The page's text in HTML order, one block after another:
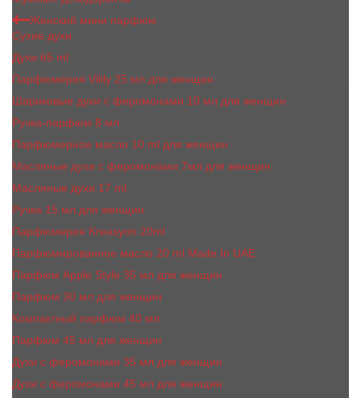
Женский мини парфюм
Сухие духи
Духи 65 ml
Парфюмерия Vilily 25 мл для женщин
Шариковые духи с феромонами 10 мл для женщин
Ручка-парфюм 8 мл
Парфюмерное масло 10 ml для женщин
Масляные духи c феромонами 7мл для женщин
Масляные духи 17 ml
Ручка 15 мл для женщин
Парфюмерия Kreasyon 20ml
Парфюмированное масло 20 ml Made In UAE
Парфюм Apple Style 35 мл для женщин
Парфюм 30 мл для женщин
Компактный парфюм 40 мл
Парфюм 45 мл для женщин
Духи с феромонами 35 мл для женщин
Духи с феромонами 45 мл для женщин